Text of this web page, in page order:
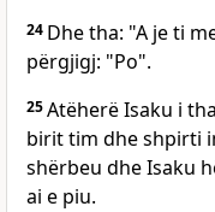
24 Dhe tha: "A je ti
përgjigj: "Po".
25Atëherë Isaku i
birit tim dhe shpirti
shërbeu dhe Isaku
ai e piu.